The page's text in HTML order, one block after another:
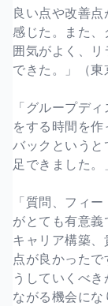
良い点や改善
感じた。また
囲気がよく、
できた。」（東
「グループデ
をする時間を
バックという
足できました。
「質問、フィ
がとても有意
キャリア構築
点が良かった
うしていくべ
ながる機会にな